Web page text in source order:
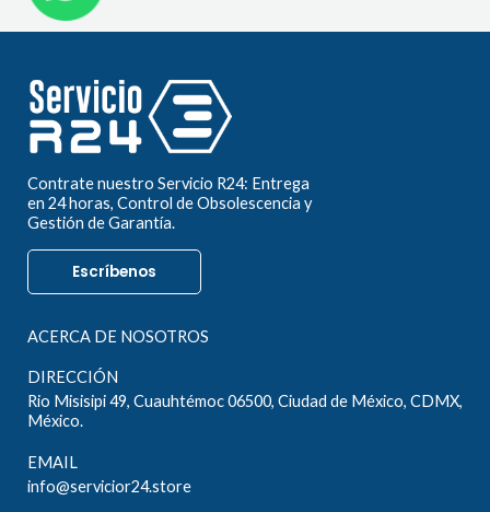
Contrate nuestro Servicio R24: Entrega
en 24 horas, Control de Obsolescencia y
Gestión de Garantía.
Escríbenos
ACERCA DE NOSOTROS
DIRECCIÓN
Rio Misisipi 49, Cuauhtémoc 06500, Ciudad de México, CDMX,
México.
EMAIL
info@servicior24.store